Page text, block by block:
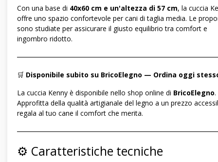
Con una base di 40x60 cm e un'altezza di 57 cm, la cuccia
offre uno spazio confortevole per cani di taglia media. Le
sono studiate per assicurare il giusto equilibrio tra comfort e
ingombro ridotto.
🛒 Disponibile subito su BricoElegno — Ordina oggi
La cuccia Kenny è disponibile nello shop online di BricoElegno.
Approfitta della qualità artigianale del legno a un prezzo
regala al tuo cane il comfort che merita.
⚙️ Caratteristiche tecniche